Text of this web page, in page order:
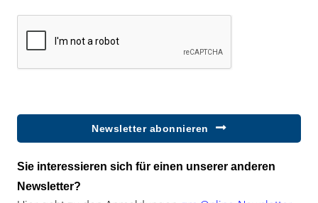
Newsletter abonnieren
Sie interessieren sich für einen unserer anderen
Newsletter?